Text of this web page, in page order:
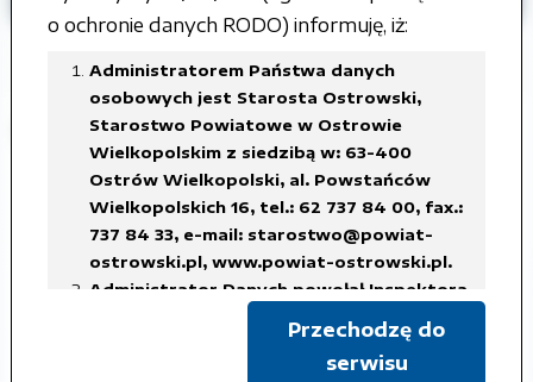
o ochronie danych RODO) informuję, iż:
Administratorem Państwa danych
osobowych jest Starosta Ostrowski,
Starostwo Powiatowe w Ostrowie
Wielkopolskim z siedzibą w: 63-400
Ostrów Wielkopolski, al. Powstańców
Wielkopolskich 16, tel.: 62 737 84 00, fax.:
737 84 33, e-mail: starostwo@powiat-
ostrowski.pl, www.powiat-ostrowski.pl.
Administrator Danych powołał Inspektora
w Starostwie Powiatowym w Ostrowie
Wielkopolskim, tel.: 62 737 84 38, fax.: 737
Przechodzę do
serwisu
II kwartał 2021 r.
Załączone pliki
Sprawozdanie Rb-27S.pdf
Sprawozdanie Rb-28S.pdf
Sprawozdanie Rb-N.pdf